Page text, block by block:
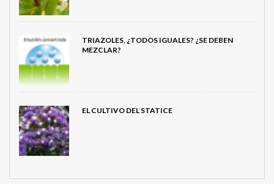
TRIAZOLES, ¿TODOS IGUALES? ¿SE DEBEN
MEZCLAR?
EL CULTIVO DEL STATICE